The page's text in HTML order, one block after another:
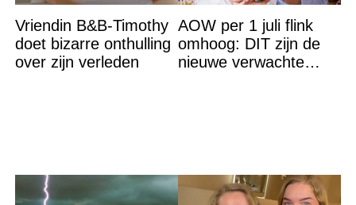
Vriendin B&B-Timothy
doet bizarre onthulling
over zijn verleden
AOW per 1 juli flink
omhoog: DIT zijn de
nieuwe verwachte